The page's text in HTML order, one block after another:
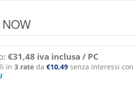
€31,48 iva inclusa / PC
in3 rate da€10,49 senza interessi con